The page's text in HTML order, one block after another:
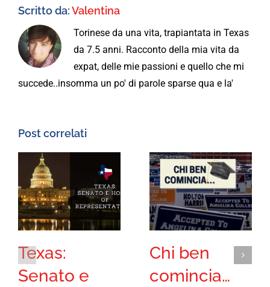
Scritto da:Valentina
Torinese da una vita, trapiantata in Texas
da 7.5 anni. Racconto della mia vita da
expat, delle mie passioni e quello che mi
succede..insomma un po' di parole sparse qua e la'
Post correlati
Texas:
Senato e
Chi ben
comincia…